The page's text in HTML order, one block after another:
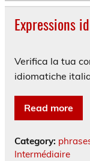
Expressions
Verifica la tua
idiomatiche
Read more
Category:
Intermédiaire